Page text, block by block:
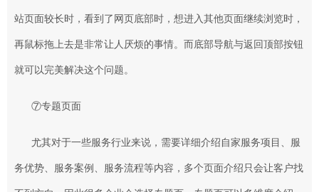
站页面较长时，看到了网页底部时，想进入其他页面继续浏览时，
再鼠标拖上去是非常让人厌烦的事情。而底部导航与返回顶部按钮
就可以完美解决这个问题。
⑦专题页面
尤其对于一些服务行业来说，需要详细介绍自家服务项目、服
务优势、服务案例、服务流程等内容，多个页面介绍只会让客户找